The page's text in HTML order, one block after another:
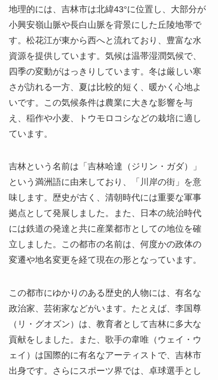
地理的には、吉林市は北緯43°に位置し、大部分が
小興安嶺山脈や長白山脈を背景にした丘陵地帯で
す。松花江が東から西へと流れており、豊富な水
資源を提供しています。気候は温帯湿潤気候で、
四季の変動がはっきりしています。冬は厳しい寒
さが訪れる一方、夏は比較的短く、暖かく心地よ
いです。この気候条件は農業に大きな影響を与
え、稲作や小麦、トウモロコシなどの栽培に適し
ています。
吉林という名前は「吉林哈達（ジリン・ガダ）」
という満洲語に由来しており、「川岸の街」を意
味します。歴史が古く、清朝時代には重要な軍事
拠点として発展しました。また、日本の統治時代
には鉄道の発達と共に産業都市としての地位を確
立しました。この都市の名前は、何度かの政体の
変遷や地名変更を経て現在の形となっています。
この都市にゆかりのある歴史的人物には、有名な
政治家、芸術家などがいます。たとえば、李国尊
（リ・グオズン）は、教育者として吉林に多大な
貢献をしました。また、歌手の韋唯（ウェイ・ウ
ェイ）は国際的に有名なアーティストで、吉林市
出身です。さらにスポーツ界では、卓球選手とし